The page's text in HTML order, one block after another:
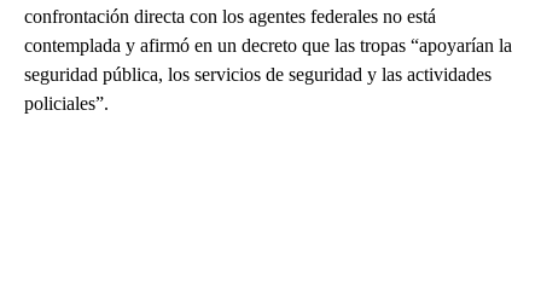
confrontación directa con los agentes federales no está
contemplada y afirmó en un decreto que las tropas “apoyarían la
seguridad pública, los servicios de seguridad y las actividades
policiales”.